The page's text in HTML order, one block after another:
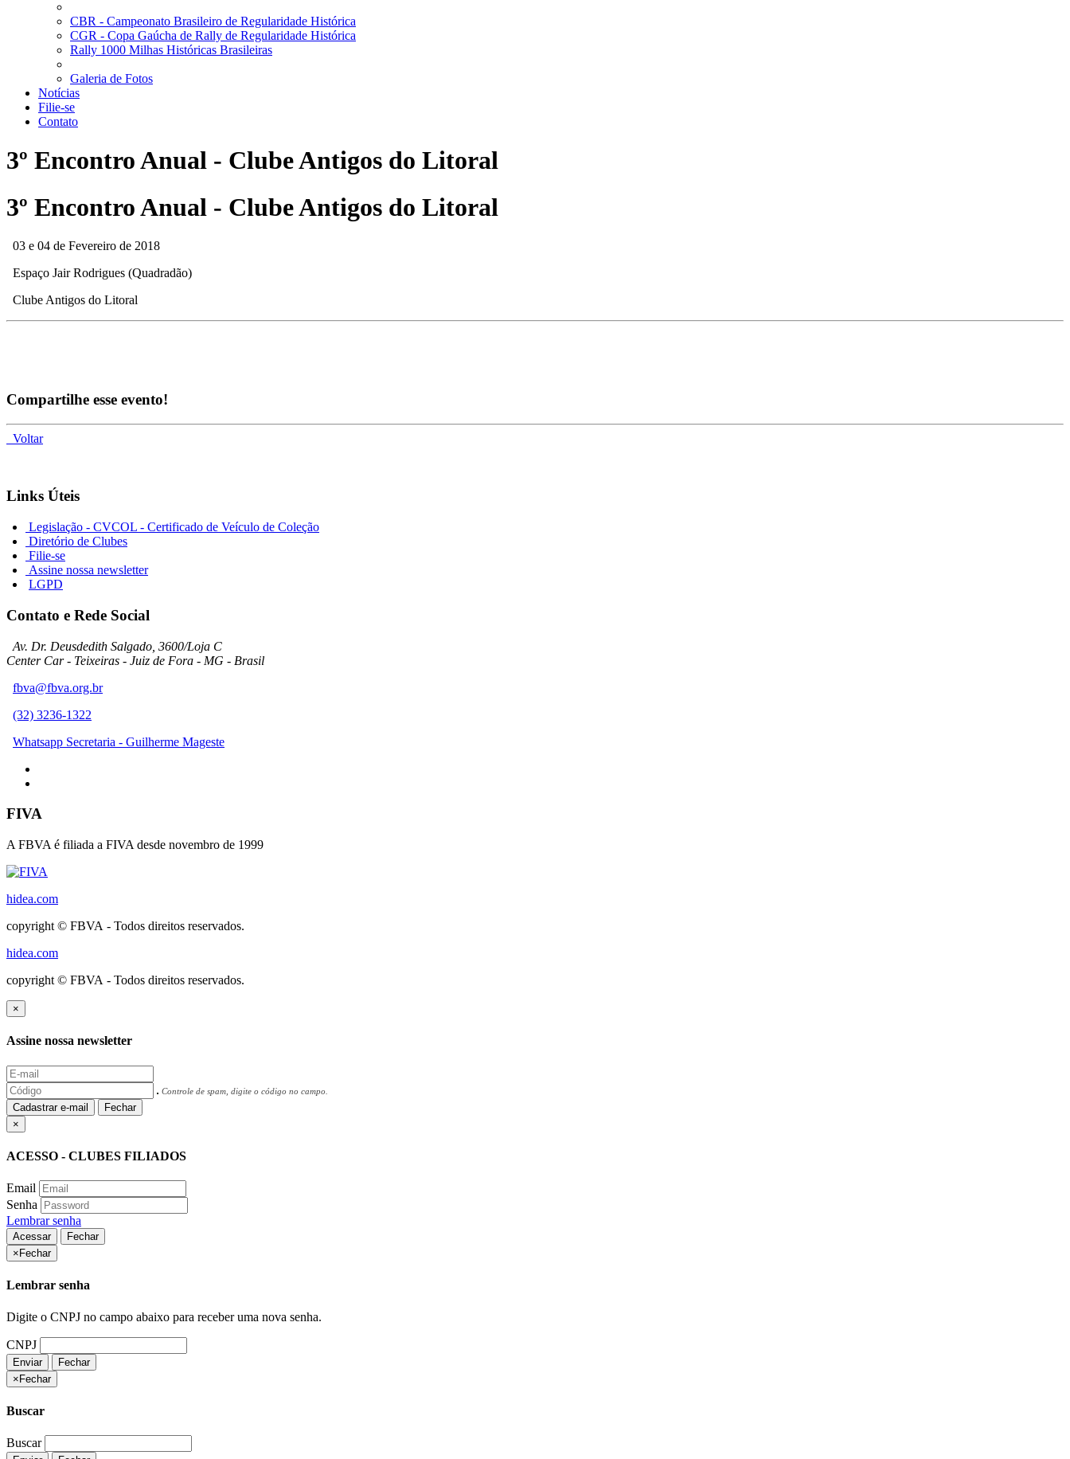
CBR - Campeonato Brasileiro de Regularidade Histórica
CGR - Copa Gaúcha de Rally de Regularidade Histórica
Rally 1000 Milhas Históricas Brasileiras
Galeria de Fotos
Notícias
Filie-se
Contato
3º Encontro Anual - Clube Antigos do Litoral
3º Encontro Anual - Clube Antigos do Litoral
03 e 04 de Fevereiro de 2018
Espaço Jair Rodrigues (Quadradão)
Clube Antigos do Litoral
Compartilhe esse evento!
Voltar
Links Úteis
Legislação - CVCOL - Certificado de Veículo de Coleção
Diretório de Clubes
Filie-se
Assine nossa newsletter
LGPD
Contato e Rede Social
Av. Dr. Deusdedith Salgado, 3600/Loja C
Center Car - Teixeiras - Juiz de Fora - MG - Brasil
fbva@fbva.org.br
(32) 3236-1322
Whatsapp Secretaria - Guilherme Mageste
FIVA
A FBVA é filiada a FIVA desde novembro de 1999
hidea.com
copyright © FBVA - Todos direitos reservados.
hidea.com
copyright © FBVA - Todos direitos reservados.
×
Assine nossa newsletter
Controle de spam, digite o código no campo.
Cadastrar e-mail
Fechar
×
ACESSO - CLUBES FILIADOS
Email
Senha
Lembrar senha
Acessar
Fechar
× Fechar
Lembrar senha
Digite o CNPJ no campo abaixo para receber uma nova senha.
CNPJ
Enviar
Fechar
×Fechar
Buscar
Buscar